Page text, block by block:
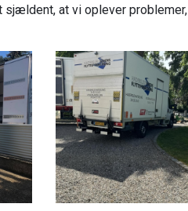
at vi oplever problemer,